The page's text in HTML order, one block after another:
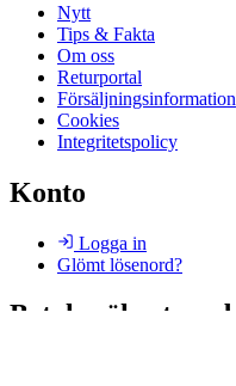
Nytt
Tips & Fakta
Om oss
Returportal
Försäljningsinformation
Cookies
Integritetspolicy
Konto
Logga in
Glömt lösenord?
Betala säkert med